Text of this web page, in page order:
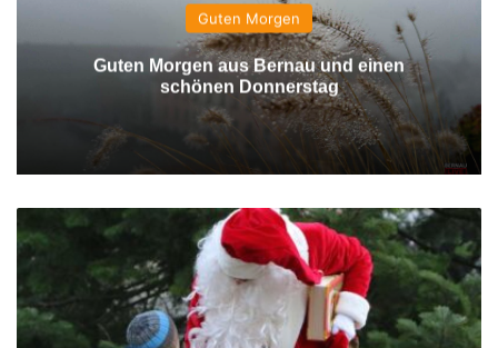
Guten Morgen
Guten Morgen aus Bernau und einen
schönen Donnerstag